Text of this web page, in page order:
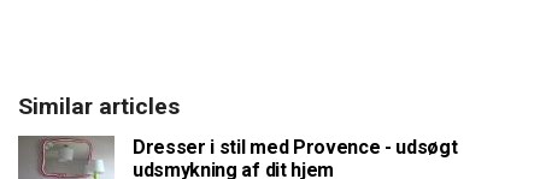
Similar articles
Dresser i stil med Provence - udsøgt
udsmykning af dit hjem